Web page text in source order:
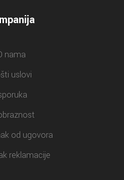
nama
uslovi
od ugovora
reklamacije